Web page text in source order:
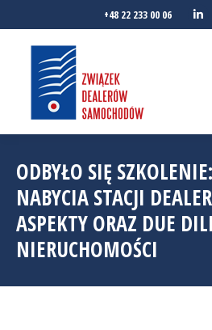
+48 22 233 00 06
ODBYŁO SIĘ
NABYCIA STACJI
ASPEKTY ORAZ DUE
NIERUCHOMOŚCI